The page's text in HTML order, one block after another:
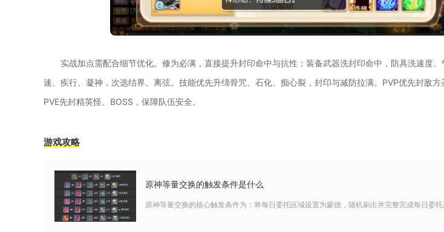
实战加点需配合细节优化。修为必满，直接提升封印命中与抗性；装备武器洗封印命中，防具洗速度
速、疾行、凝神，次选结界、离弦。技能优先升绵骨咒、石化、痴心裂，封印与减防拉满。PVP优先封敌方
PVE先封精英怪、BOSS，保障队伍安全。
游戏攻略
原神等量交换的触发条件是什么
原神等量交换的核心触发条件为：将每日委托区域设置为蒙德，随机刷出并完整完成每日委